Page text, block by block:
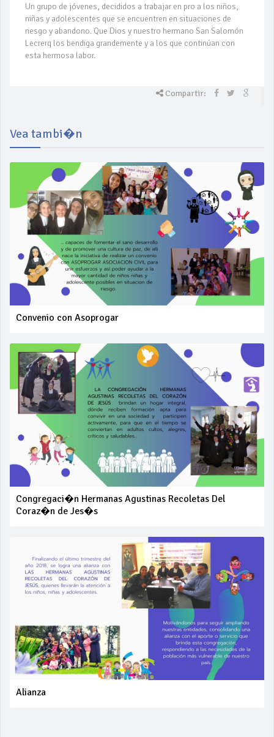
Un grupo de jóvenes, decididos a trabajar en pro a los niños,
niñas y adolescentes que se encuentren en situaciones de
riesgo y abandono. Que Dios y nuestro hermano San Salomón
Lecrerq los bendiga grandemente y a los que continúan con
esta hermosa labor.
Compartir:
Vea tambi�n
Convenio con Asoprogar
Congregaci�n Hermanas Agustinas Recoletas Del
Coraz�n de Jes�s
Alianza